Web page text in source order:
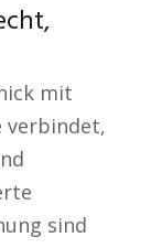
mit
verbindet,
sind